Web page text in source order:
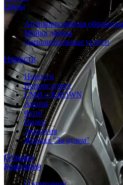
Цены
Антикоррозийная обработка
Мойка днища
Дополнительные услуги
Новости
Новости
Вопрос-ответ
СМИ о KROWN
Акции
Фото
Видео
Экология
Журнал "За рулем"
Отзывы
Компания